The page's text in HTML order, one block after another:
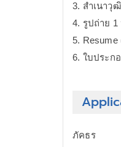
3. สำเนาวุ
4. รูปถ่าย 1
5. Resume
6. ใบประก
ภัคธร